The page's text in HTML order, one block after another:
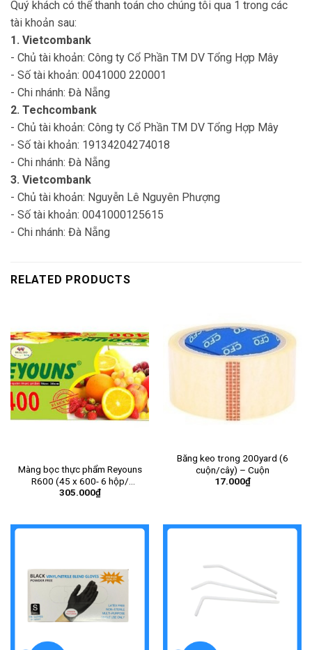
Quý khách có thể thanh toán cho chúng tôi qua 1 trong các
tài khoản sau:
1. Vietcombank
- Chủ tài khoản: Công ty Cổ Phần TM DV Tổng Hợp Mây
- Số tài khoản: 0041000 220001
- Chi nhánh: Đà Nẵng
2. Techcombank
- Chủ tài khoản: Công ty Cổ Phần TM DV Tổng Hợp Mây
- Số tài khoản: 19134204274018
- Chi nhánh: Đà Nẵng
3. Vietcombank
- Chủ tài khoản: Nguyễn Lê Nguyên Phượng
- Số tài khoản: 0041000125615
- Chi nhánh: Đà Nẵng
RELATED PRODUCTS
Màng bọc thực phẩm Reyouns
R600 (45 x 600- 6 hộp/
thùng)
305.000₫
Băng keo trong 200yard (6
cuộn/cây) – Cuộn
17.000₫